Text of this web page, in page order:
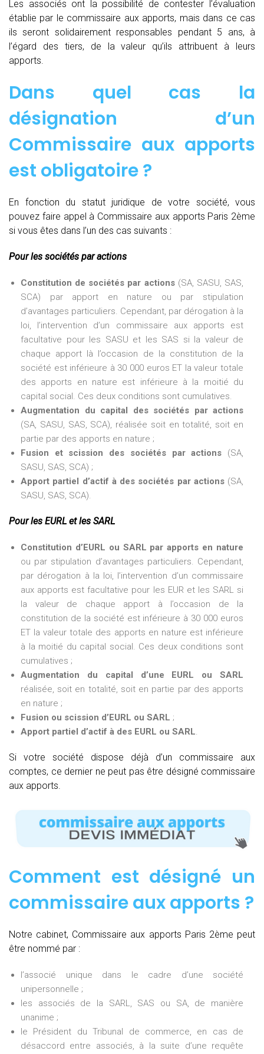
Les associés ont la possibilité de contester l’évaluation
établie par le commissaire aux apports, mais dans ce cas
ils seront solidairement responsables pendant 5 ans, à
l’égard des tiers, de la valeur qu’ils attribuent à leurs
apports.
Dans quel cas la
désignation d’un
Commissaire aux apports
est obligatoire ?
En fonction du statut juridique de votre société, vous
pouvez faire appel à Commissaire aux apports Paris 2ème
si vous êtes dans l’un des cas suivants :
Pour les sociétés par actions
Constitution de sociétés par actions(SA, SASU, SAS,
SCA) par apport en nature ou par stipulation
d’avantages particuliers. Cependant, par dérogation à la
loi, l’intervention d’un commissaire aux apports est
facultative pour les SASU et les SAS si la valeur de
chaque apport là l’occasion de la constitution de la
société est inférieure à 30 000 euros ET la valeur totale
des apports en nature est inférieure à la moitié du
capital social. Ces deux conditions sont cumulatives.
Augmentation du capital des sociétés par actions
(SA, SASU, SAS, SCA), réalisée soit en totalité, soit en
partie par des apports en nature ;
Fusion et scission des sociétés par actions (SA,
SASU, SAS, SCA) ;
Apport partiel d’actif à des sociétés par actions(SA,
SASU, SAS, SCA).
Pour les EURL et les SARL
Constitution d’EURL ou SARL par apports en nature
ou par stipulation d’avantages particuliers. Cependant,
par dérogation à la loi, l’intervention d’un commissaire
aux apports est facultative pour les EUR et les SARL si
la valeur de chaque apport à l’occasion de la
constitution de la société est inférieure à 30 000 euros
ET la valeur totale des apports en nature est inférieure
à la moitié du capital social. Ces deux conditions sont
cumulatives ;
Augmentation du capital d’une EURL ou SARL
réalisée, soit en totalité, soit en partie par des apports
en nature ;
Fusion ou scission d’EURL ou SARL ;
Apport partiel d’actif à des EURL ou SARL.
Si votre société dispose déjà d’un commissaire aux
comptes, ce dernier ne peut pas être désigné commissaire
aux apports.
Comment est désigné un
commissaire aux apports ?
Notre cabinet, Commissaire aux apports Paris 2ème peut
être nommé par :
l’associé unique dans le cadre d’une société
unipersonnelle ;
les associés de la SARL, SAS ou SA, de manière
unanime ;
le Président du Tribunal de commerce, en cas de
désaccord entre associés, à la suite d’une requête